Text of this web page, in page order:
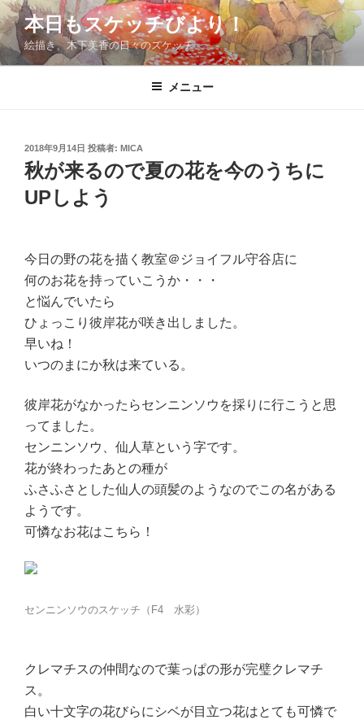
コ
ン
テ
ン
本日もスケッチびより！
絵描き、木下美香の日々のスケッチ
メニュー
投
稿
日:
2018年9月14日 投稿者: MICA
秋が来るので夏の花を今のうちに
UPしよう
今日の野の花を描く教室＠ジョイフル守谷店に
何のお花を持っていこうか・・・
と悩んでいたら
ひょっこり彼岸花が咲き出しました。
早いね！
いつのまにか秋は来ている。
彼岸花がなかったらセンニンソウを採りに行こうと思
ってました。
センニンソウ、仙人草という字です。
花が終わったあとの種が
ふさふさとした仙人の頭髪のようなのでこの名がある
ようです。
可憐なお花はこちら！
センニンソウのスケッチ（F4 水彩）
クレマチスの仲間なので葉っぱの形が完璧クレマチ
ス。
白い十文字の花びらにシベが目立つ花はとても可憐で